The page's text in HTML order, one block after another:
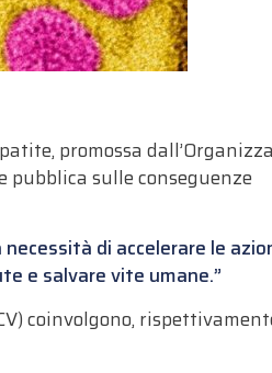
promossa
pubblica sulle conseguenze
di accelerare le
e salvare vite umane.”
coinvolgono,